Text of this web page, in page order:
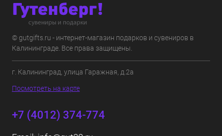
© gutgifts.ru - интернет-магазин подарков и сувениров в
Калининграде. Все права защищены.
г. Калининград, улица Гаражная, д.2а
Посмотреть на карте
+7 (4012) 374-774